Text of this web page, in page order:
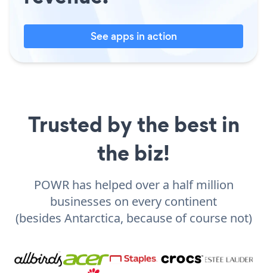
See apps in action
Trusted by the best in
the biz!
POWR has helped over a half million
businesses on every continent
(besides Antarctica, because of course not)